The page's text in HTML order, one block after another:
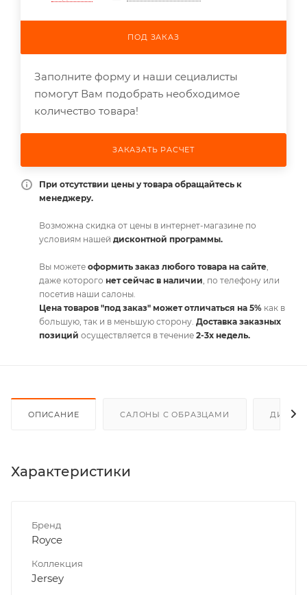
ПОД ЗАКАЗ
Заполните форму и наши сециалисты
помогут Вам подобрать необходимое
количество товара!
ЗАКАЗАТЬ РАСЧЕТ
При отсутствии цены у товара обращайтесь к
менеджеру.
Возможна скидка от цены в интернет-магазине по
условиям нашей дисконтной программы.
Вы можете оформить заказ любого товара на сайте,
даже которого нет сейчас в наличии, по телефону или
посетив наши салоны.
Цена товаров "под заказ" может отличаться на 5% как в
большую, так и в меньшую сторону. Доставка заказных
позиций осуществляется в течение 2-3х недель.
ОПИСАНИЕ САЛОНЫ С ОБРАЗЦАМИ
Характеристики
Бренд
Royce
Коллекция
Jersey